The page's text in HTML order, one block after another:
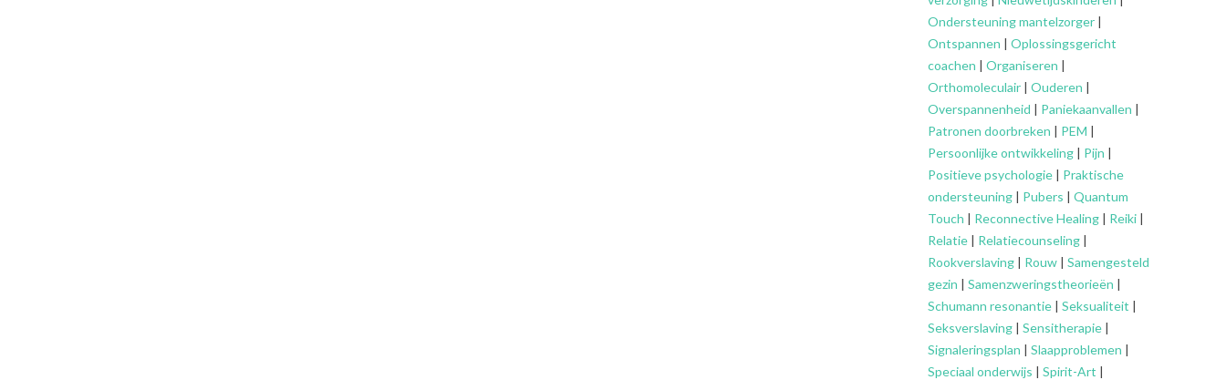
Ondersteuningmantelzorger |
Ontspannen | Oplossingsgericht
coachen | Organiseren |
Orthomoleculair | Ouderen |
Overspannenheid | Paniekaanvallen |
Patronen doorbreken | PEM |
Persoonlijke ontwikkeling | Pijn |
Positieve psychologie | Praktische
ondersteuning | Pubers | Quantum
Touch | Reconnective Healing | Reiki |
Relatie | Relatiecounseling |
Rookverslaving | Rouw | Samengesteld
gezin | Samenzweringstheorieën |
Schumann resonantie | Seksualiteit |
Seksverslaving | Sensitherapie |
Signaleringsplan | Slaapproblemen |
Speciaal onderwijs | Spirit-Art |